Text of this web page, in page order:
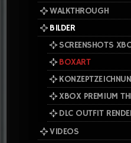
WALKTHROUGH
BILDER
SCREENSHOTS
BOXART
XBOX PREMIUM
DLC OUTFIT
VIDEOS